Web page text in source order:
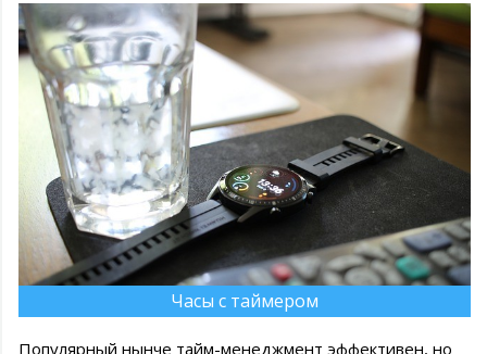
Часы с таймером
Популярный нынче тайм-менеджмент эффективен, но